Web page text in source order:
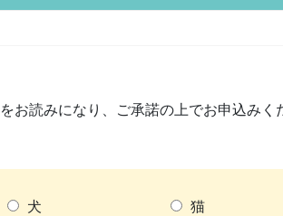
をお読みになり、ご承諾の上でお申込みく
犬
猫